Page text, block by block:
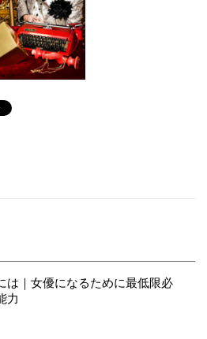
は｜女優になるために最低限必
力